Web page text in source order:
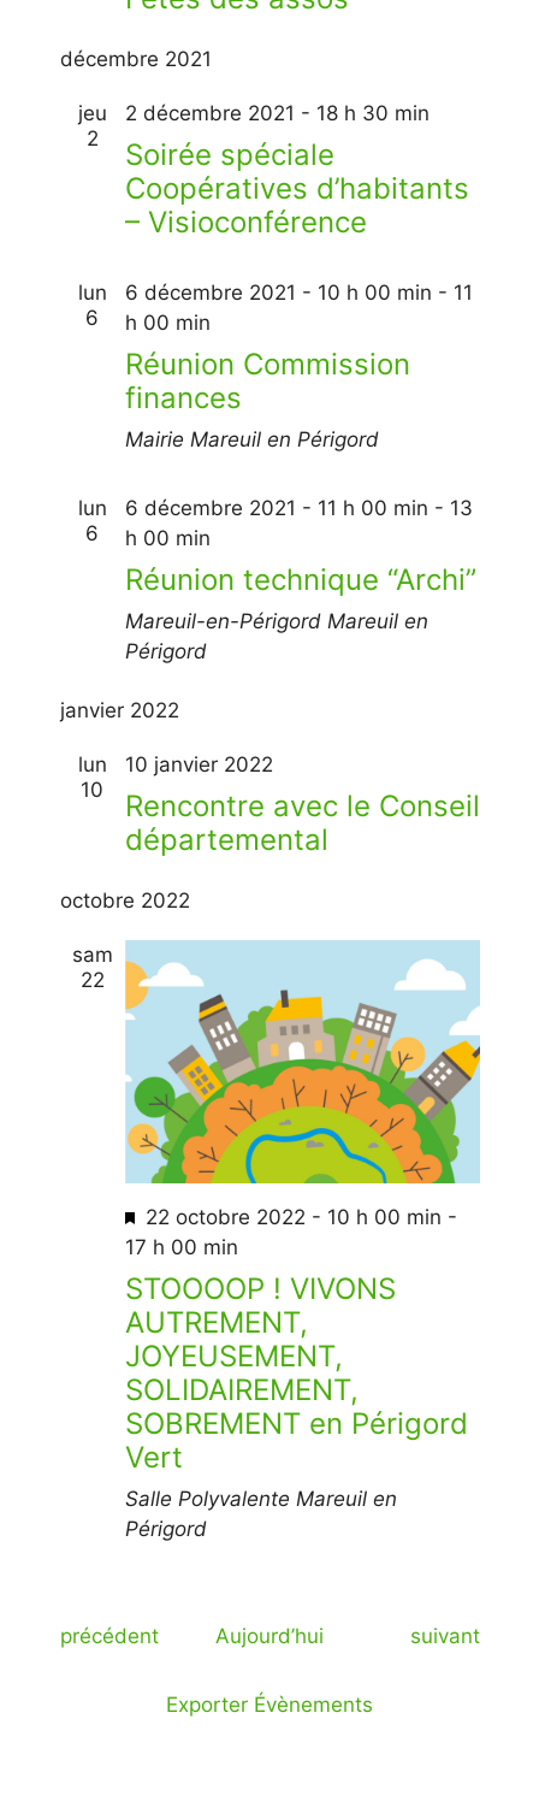
décembre 2021
jeu
2
2 décembre 2021 - 18 h 30 min
Soirée spéciale
Coopératives d’habitants
– Visioconférence
lun
6
6 décembre 2021 - 10 h 00 min - 11
h 00 min
Réunion Commission
finances
Mairie Mareuil en Périgord
lun
6
6 décembre 2021 - 11 h 00 min - 13
h 00 min
Réunion technique “Archi”
Mareuil-en-Périgord Mareuil en
Périgord
janvier 2022
lun
10
10 janvier 2022
Rencontre avec le Conseil
départemental
octobre 2022
sam
22
M
i
s
e
n
a
v
a
n
22 octobre 2022 - 10 h 00 min -
17 h 00 min
STOOOOP ! VIVONS
AUTREMENT,
JOYEUSEMENT,
SOLIDAIREMENT,
SOBREMENT en Périgord
Vert
Salle Polyvalente Mareuil en
Périgord
É
précédent Aujourd’hui
É
suivant
Exporter Évènements